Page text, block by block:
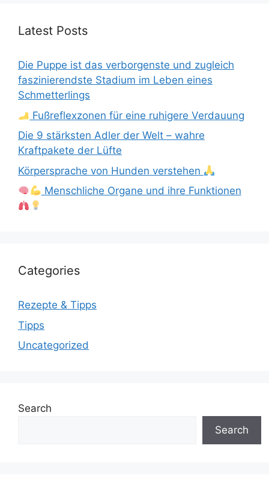
Latest Posts
Die Puppe ist das verborgenste und zugleich
faszinierendste Stadium im Leben eines
Schmetterlings
Fußreflexzonen für eine ruhigere Verdauung
Die 9 stärksten Adler der Welt – wahre
Kraftpakete der Lüfte
Körpersprache von Hunden verstehen
Menschliche Organe und ihre Funktionen
Categories
Rezepte & Tipps
Tipps
Uncategorized
Search
Search